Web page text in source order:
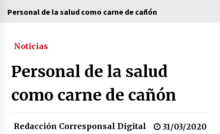
Se eligen los supuestos futuros roedores del
08/03/2026
17/01/2026
Personal de la salud como carne de cañón
Noticias
Personal de la salud
como carne de cañón
Redacción Corresponsal Digital 31/03/2020